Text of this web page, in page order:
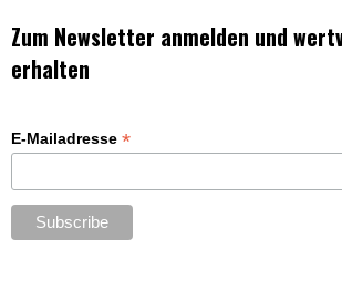
Zum Newsletter anmelden und
erhalten
E-Mailadresse *